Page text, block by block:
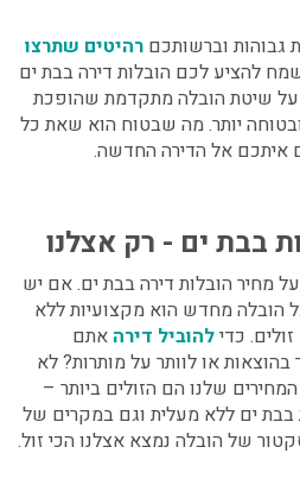
גבוהות וברשותכם רהיטים שתרצו
להציע לכם הובלות דירה בבת ים
שיטת הובלה מתקדמת שהופכת
יותר. מה שבטוח הוא שאת כל
אל הדירה החדשה.
בבת ים - רק אצלנו
מחיר הובלות דירה בבת ים. אם יש
הובלה מחדש הוא מקצועיות ללא
כדילהוביל דירה אתם
או לוותר על מותרות? לא
שלנו הם הזולים ביותר –
בבת ים ללא מעלית וגם במקרים של
של הובלה נמצא אצלנו הכי זול.